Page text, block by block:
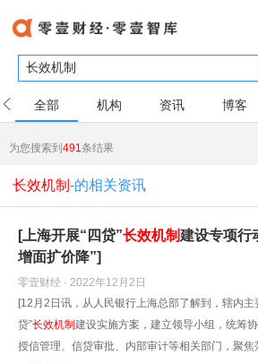
全部 机构 资讯 博客
为您搜索到491条结果
长效机制 -的相关资讯
[上海开展“四贷”长效机制建设专项行
增面扩价降”]
零壹财经 · 2022年12月2日
[12月2日讯，从人民银行上海总部了解到，辖内主
贷”长效机制建设实施方案，建立领导小组，统筹
授信管理、信贷审批、内部审计等相关部门，聚